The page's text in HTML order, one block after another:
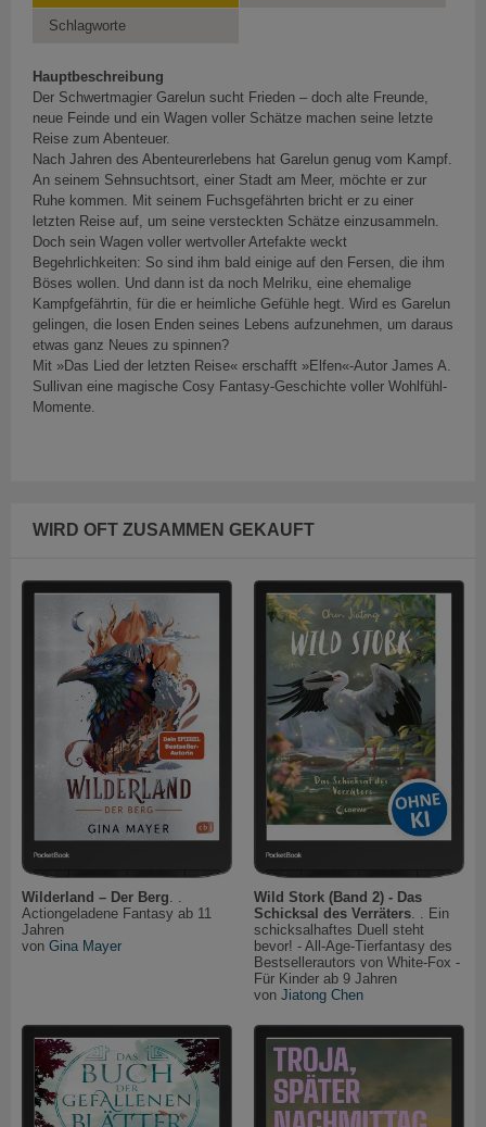
Schlagworte
Hauptbeschreibung
Der Schwertmagier Garelun sucht Frieden – doch alte Freunde,
neue Feinde und ein Wagen voller Schätze machen seine letzte
Reise zum Abenteuer.
Nach Jahren des Abenteurerlebens hat Garelun genug vom Kampf.
An seinem Sehnsuchtsort, einer Stadt am Meer, möchte er zur
Ruhe kommen. Mit seinem Fuchsgefährten bricht er zu einer
letzten Reise auf, um seine versteckten Schätze einzusammeln.
Doch sein Wagen voller wertvoller Artefakte weckt
Begehrlichkeiten: So sind ihm bald einige auf den Fersen, die ihm
Böses wollen. Und dann ist da noch Melriku, eine ehemalige
Kampfgefährtin, für die er heimliche Gefühle hegt. Wird es Garelun
gelingen, die losen Enden seines Lebens aufzunehmen, um daraus
etwas ganz Neues zu spinnen?
Mit »Das Lied der letzten Reise« erschafft »Elfen«-Autor James A.
Sullivan eine magische Cosy Fantasy-Geschichte voller Wohlfühl-
Momente.
WIRD OFT ZUSAMMEN GEKAUFT
Wilderland – Der Berg. .
Actiongeladene Fantasy ab 11
Jahren
von Gina Mayer
Wild Stork (Band 2) - Das
Schicksal des Verräters. . Ein
schicksalhaftes Duell steht
bevor! - All-Age-Tierfantasy des
Bestsellerautors von White-Fox -
Für Kinder ab 9 Jahren
von Jiatong Chen